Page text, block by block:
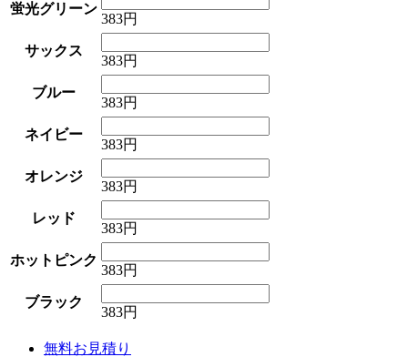
蛍光グリーン
383円
サックス
383円
ブルー
383円
ネイビー
383円
オレンジ
383円
レッド
383円
ホットピンク
383円
ブラック
383円
無料お見積り